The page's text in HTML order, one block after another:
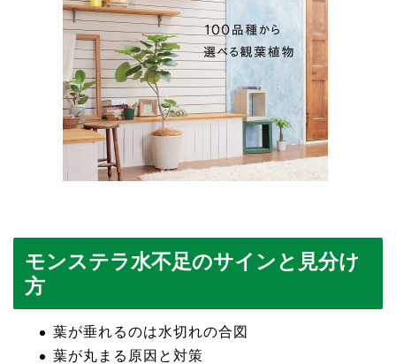
モンステラ水不足のサインと見分け
方
葉が垂れるのは水切れの合図
葉が丸まる原因と対策